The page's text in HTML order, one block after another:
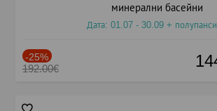
минерални басейни
Дата: 01.07 - 30.09 +
-25%
192.00€